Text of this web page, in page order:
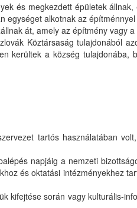
és megkezdett épületek
egységet alkotnak az
át, amely az építmény vagy
Köztársaság tulajdonából
kerültek a község tulajdonába,
tartós használatában volt,
napjáig a nemzeti
és oktatási intézményekhez
kifejtése során vagy kulturális-